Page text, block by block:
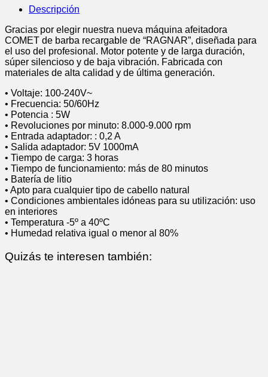
cantidad
Descripción
Gracias por elegir nuestra nueva máquina afeitadora
COMET de barba recargable de “RAGNAR”, diseñada para
el uso del profesional. Motor potente y de larga duración,
súper silencioso y de baja vibración. Fabricada con
materiales de alta calidad y de última generación.
• Voltaje: 100-240V~
• Frecuencia: 50/60Hz
• Potencia : 5W
• Revoluciones por minuto: 8.000-9.000 rpm
• Entrada adaptador: : 0,2 A
• Salida adaptador: 5V 1000mA
• Tiempo de carga: 3 horas
• Tiempo de funcionamiento: más de 80 minutos
• Batería de litio
• Apto para cualquier tipo de cabello natural
• Condiciones ambientales idóneas para su utilización: uso
en interiores
• Temperatura -5º a 40ºC
• Humedad relativa igual o menor al 80%
Quizás te interesen también: